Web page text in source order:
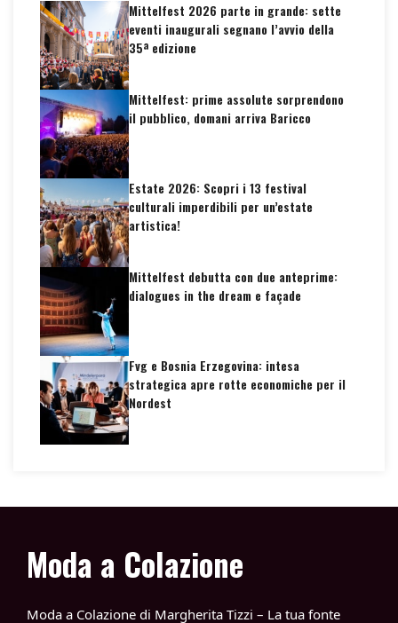
Mittelfest 2026 parte in grande: sette
eventi inaugurali segnano l’avvio della
35ª edizione
Mittelfest: prime assolute sorprendono
il pubblico, domani arriva Baricco
Estate 2026: Scopri i 13 festival
culturali imperdibili per un’estate
artistica!
Mittelfest debutta con due anteprime:
dialogues in the dream e façade
Fvg e Bosnia Erzegovina: intesa
strategica apre rotte economiche per il
Nordest
Moda a Colazione
Moda a Colazione di Margherita Tizzi – La tua fonte